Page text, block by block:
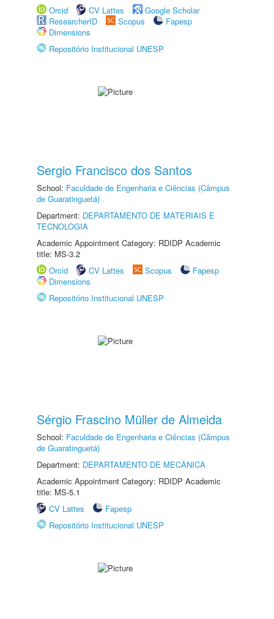
Orcid
CV Lattes
Google Scholar
ResearcherID
Scopus
Fapesp
Dimensions
Repositório Institucional UNESP
Sergio Francisco dos Santos
School: Faculdade de Engenharia e Ciências (Câmpus
de Guaratinguetá)
Department: DEPARTAMENTO DE MATERIAIS E
TECNOLOGIA
Academic Appointment Category: RDIDP Academic
title: MS-3.2
Orcid
CV Lattes Scopus
Fapesp
Dimensions
Repositório Institucional UNESP
Sérgio Frascino Müller de Almeida
School: Faculdade de Engenharia e Ciências (Câmpus
de Guaratinguetá)
Department: DEPARTAMENTO DE MECÂNICA
Academic Appointment Category: RDIDP Academic
title: MS-5.1
CV Lattes
Fapesp
Repositório Institucional UNESP